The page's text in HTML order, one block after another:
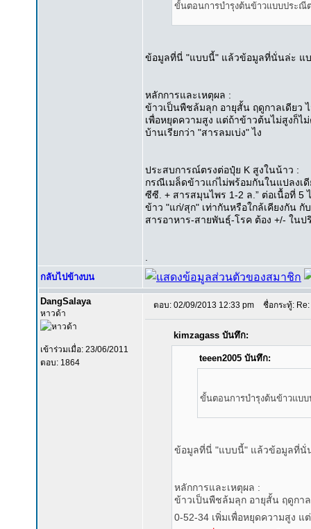
ขั้นตอนการบำรุงต้นข้าวแบบประณี
ข้อมูลที่นี่ "แบบนี้" แล้วข้อมูลที่นั่นล่ะ แ
หลักการและเหตุผล :
ข้าวเป็นพืชล้มลุก อายุสั้น ฤดูกาลเดียว
เพื่อหยุดความสูง แต่ถ้าข้าวต้นไม่สูงก็ไ
บ้านเรียกว่า "สารลมเบ่ง" ไง
ประสบการณ์ตรงต่อปุ๋ย K สูงในน้าว :
กรณีเมล็ดข้าวแก่ไม่พร้อมกันในแปลงเ
ซีซี. + สารสมุนไพร 1-2 ล.” ต่อเนื้อที่ 5
ข้าว "แก่/สุก" เท่ากันหรือใกล้เคียงกัน
สารอาหาร-สายพันธุ์-โรค ต้อง +/- ใน
กลับไปข้างบน
DangSalaya
หาวด้า
เข้าร่วมเมื่อ: 23/06/2011
ตอบ: 1864
ตอบ: 02/09/2013 12:33 pm ชื่อกระทู้:
kimzagass บันทึก:
teeen2005 บันทึก:
ขั้นตอนการบำรุงต้นข้าวแบ
ข้อมูลที่นี่ "แบบนี้" แล้วข้อมูลที่นั่
หลักการและเหตุผล :
ข้าวเป็นพืชล้มลุก อายุสั้น ฤดูกา
0-52-34 เพิ่มเพื่อหยุดความสูง